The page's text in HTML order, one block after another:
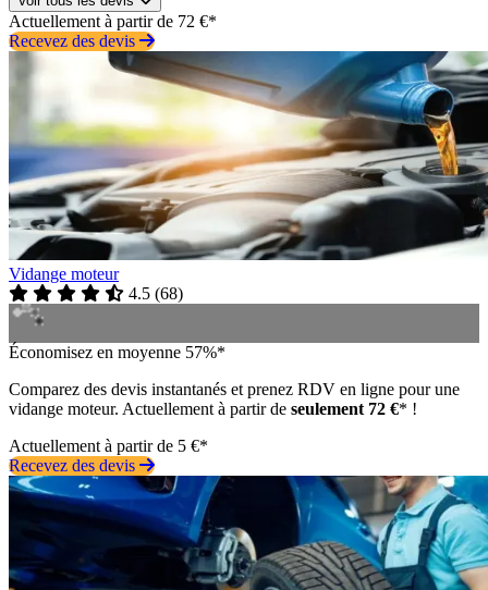
Actuellement à partir de 72 €*
Recevez des devis
Vidange moteur
4.5 (68)
Économisez en moyenne 57%*
Comparez des devis instantanés et prenez RDV en ligne pour une
vidange moteur. Actuellement à partir de seulement 72 €* !
Actuellement à partir de 5 €*
Recevez des devis